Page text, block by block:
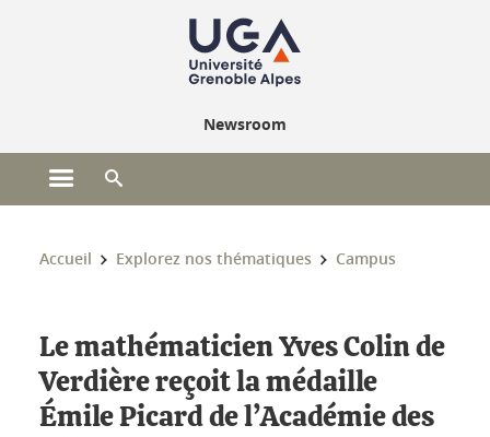
Newsroom
Ouvrir le menu principal
Vous êtes ici :
Accueil Explorez nos thématiques Campus
Le mathématicien Yves Colin de
Verdière reçoit la médaille
Émile Picard de l’Académie des